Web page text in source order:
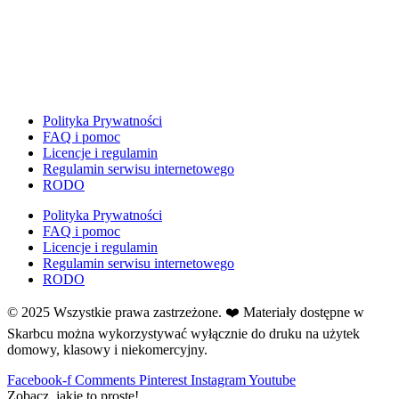
Fotobudka
Gazetki do druku
Girlandy na LATO
Grafomotoryka
Grinch
↳ Dopasuj i opowiedź
↳ Ja mam kto ma
↳ Labirynt podłogowy
↳ Puzzle
Polityka Prywatności
FAQ i pomoc
Licencje i regulamin
Regulamin serwisu internetowego
RODO
Polityka Prywatności
FAQ i pomoc
Licencje i regulamin
Regulamin serwisu internetowego
RODO
© 2025 Wszystkie prawa zastrzeżone. ❤️ Materiały dostępne w
Skarbcu można wykorzystywać wyłącznie do druku na użytek
domowy, klasowy i niekomercyjny.
Facebook-f Comments Pinterest InstagramYoutube
Zobacz, jakie to proste!